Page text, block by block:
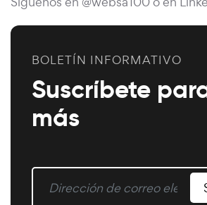
BOLETÍN INFORMATIVO
Suscríbete
más